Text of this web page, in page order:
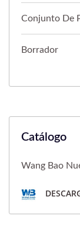
Conjunto De
Borrador
Catálogo
Wang Bao